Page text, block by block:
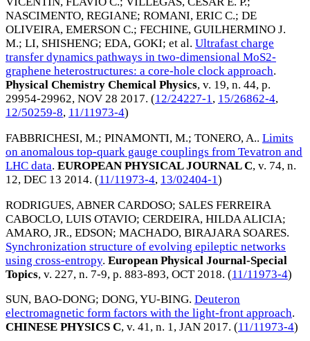
NASCIMENTO, REGIANE; ROMANI, ERIC C.; DE
OLIVEIRA, EMERSON C.; FECHINE, GUILHERMINO J.
M.; LI, SHISHENG; EDA, GOKI; et al. Ultrafast charge
transfer dynamics pathways in two-dimensional MoS2-
graphene heterostructures: a core-hole clock approach.
Physical Chemistry Chemical Physics, v. 19, n. 44, p.
29954-29962, NOV 28 2017. (12/24227-1, 15/26862-4,
12/50259-8, 11/11973-4)
FABBRICHESI, M.; PINAMONTI, M.; TONERO, A.. Limits
on anomalous top-quark gauge couplings from Tevatron and
LHC data. EUROPEAN PHYSICAL JOURNAL C, v. 74, n.
12, DEC 13 2014. (11/11973-4, 13/02404-1)
RODRIGUES, ABNER CARDOSO; SALES FERREIRA
CABOCLO, LUIS OTAVIO; CERDEIRA, HILDA ALICIA;
AMARO, JR., EDSON; MACHADO, BIRAJARA SOARES.
Synchronization structure of evolving epileptic networks
using cross-entropy. European Physical Journal-Special
Topics, v. 227, n. 7-9, p. 883-893, OCT 2018. (11/11973-4)
SUN, BAO-DONG; DONG, YU-BING. Deuteron
electromagnetic form factors with the light-front approach.
CHINESE PHYSICS C, v. 41, n. 1, JAN 2017. (11/11973-4)